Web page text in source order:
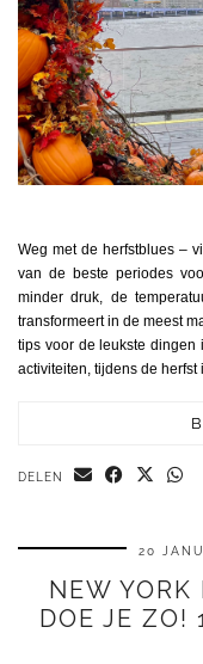
Weg met de herfstblues –
van de beste periodes
minder druk, de
transformeert in de meest
tips voor de leukste
activiteiten, tijdens de herfst
DELEN
20
NEW
DOE JE ZO!